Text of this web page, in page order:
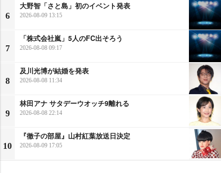
6
大野智「さと島」初のイベント発表
2026-08-09 13:15
7
「株式会社嵐」5人のFC出そろう
2026-08-08 09:17
8
及川光博が結婚を発表
2026-08-08 11:34
9
林田アナ サタデーウオッチ9離れる
2026-08-08 22:14
10
『徹子の部屋』山村紅葉放送日決定
2026-08-09 17:05